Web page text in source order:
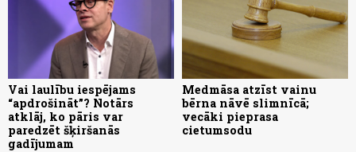
Vai laulību iespējams
“apdrošināt”? Notārs
atklāj, ko pāris var
paredzēt šķiršanās
gadījumam
Medmāsa atzīst vainu
bērna nāvē slimnīcā;
vecāki pieprasa
cietumsodu